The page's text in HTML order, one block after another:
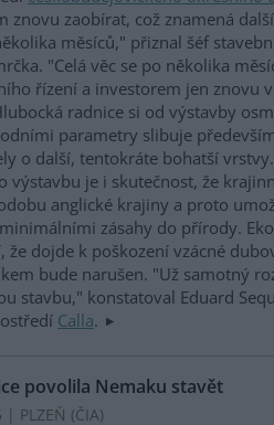
znovu zaobírat, což znamená
měsíců," přiznal šéf
"Celá věc se po několika
řízení a investorem jen znovu
radnice si od výstavby
parametry slibuje
o další, tentokráte bohatší
výstavbu je i skutečnost, že
anglické krajiny a proto
zásahy do přírody.
že dojde k poškození vzácné
bude narušen. "Už samotný
stavbu," konstatoval Eduard
Calla.
povolila Nemaku stavět
| PLZEŇ (ČIA)